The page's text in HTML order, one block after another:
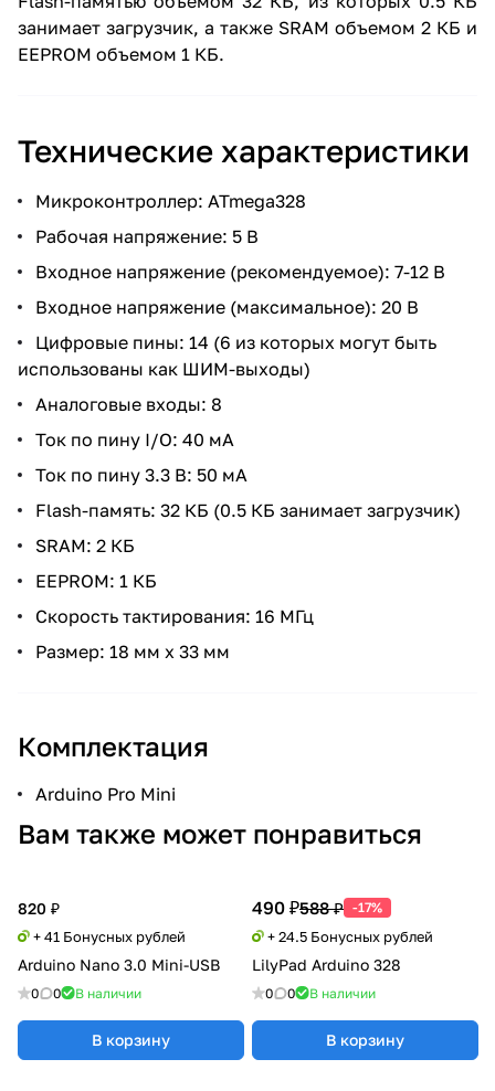
занимает загрузчик, а также SRAM объемом 2 КБ и
EEPROM объемом 1 КБ.
Технические характеристики
Микроконтроллер: ATmega328
Рабочая напряжение: 5 В
Входное напряжение (рекомендуемое): 7-12 В
Входное напряжение (максимальное): 20 В
Цифровые пины: 14 (6 из которых могут быть
использованы как ШИМ-выходы)
Аналоговые входы: 8
Ток по пину I/O: 40 мА
Ток по пину 3.3 В: 50 мА
Flash-память: 32 КБ (0.5 КБ занимает загрузчик)
SRAM: 2 КБ
EEPROM: 1 КБ
Скорость тактирования: 16 МГц
Размер: 18 мм х 33 мм
Комплектация
Arduino Pro Mini
Вам также может понравиться
820 ₽
+ 41 Бонусных рублей
Arduino Nano 3.0 Mini-USB
0 0 В наличии
В корзину
490 ₽588 ₽ -17%
+ 24.5 Бонусных рублей
LilyPad Arduino 328
0 0 В наличии
В корзину